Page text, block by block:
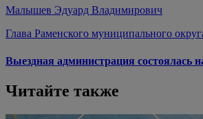
Малышев Эдуард Владимирович
Глава Раменского муниципального
Выездная администрация состоялась
Читайте также